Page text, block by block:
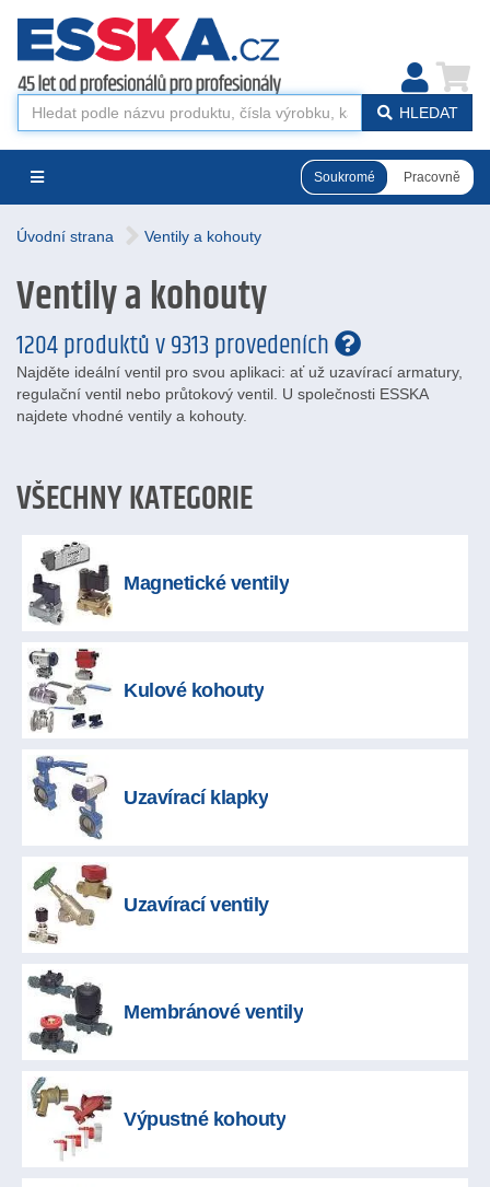
HLEDAT
Soukromé Pracovně
Úvodní strana Ventily a kohouty
Ventily a kohouty
1204 produktů v 9313 provedeních
Najděte ideální ventil pro svou aplikaci: ať už uzavírací armatury,
regulační ventil nebo průtokový ventil. U společnosti ESSKA
najdete vhodné ventily a kohouty.
VŠECHNY KATEGORIE
Magnetické ventily
Kulové kohouty
Uzavírací klapky
Uzavírací ventily
Membránové ventily
Výpustné kohouty